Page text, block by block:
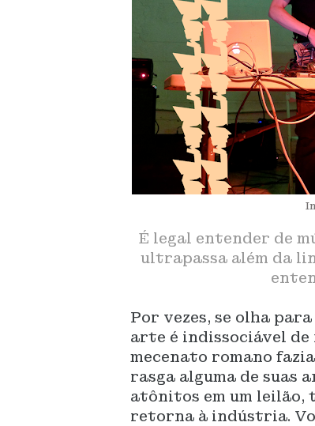
É legal entender de
ultrapassa além da
Por vezes, se olha
arte é indissociável de
mecenato romano
rasga alguma de suas
atônitos em um leilão,
retorna à indústria.